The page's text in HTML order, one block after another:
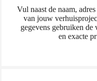
Vul naast de naam,
van jouw
gegevens gebruiken
en exacte